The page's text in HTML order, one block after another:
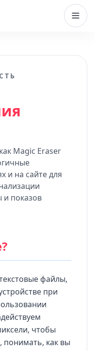
Magic Eraser
и на сайте для
и показов
файлы,
при
чтобы
как вы